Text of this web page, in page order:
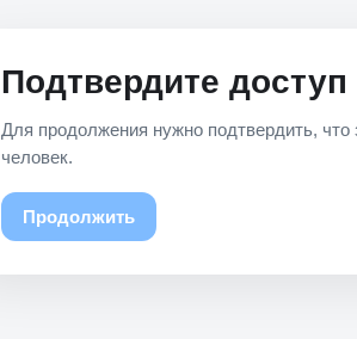
Подтвердите доступ
Для продолжения нужно подтвердить, что
человек.
Продолжить